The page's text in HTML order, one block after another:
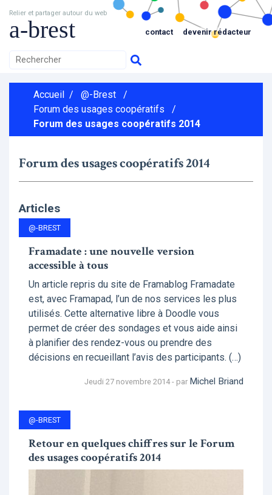
Relier et partager autour du web
a-brest contact devenir rédacteur
Accueil / @-Brest
/
Forum des usages coopératifs
/
Forum des usages coopératifs 2014
Forum des usages coopératifs 2014
Articles
@-BREST
Framadate : une nouvelle version
accessible à tous
Un article repris du site de Framablog Framadate
est, avec Framapad, l’un de nos services les plus
utilisés. Cette alternative libre à Doodle vous
permet de créer des sondages et vous aide ainsi
à planifier des rendez-vous ou prendre des
décisions en recueillant l’avis des participants. (…)
Jeudi 27 novembre 2014 - par Michel Briand
@-BREST
Retour en quelques chiffres sur le Forum
des usages coopératifs 2014